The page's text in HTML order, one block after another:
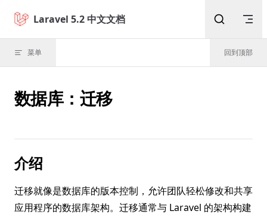
Skip to content
Laravel 5.2 中文文档
菜单 回到顶部
数据库：迁移
介绍
迁移就像是数据库的版本控制，允许团队轻松修改和共享
应用程序的数据库架构。迁移通常与 Laravel 的架构构建